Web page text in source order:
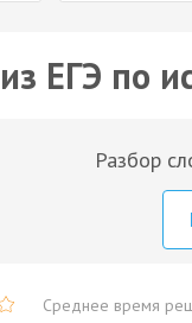
ЕГЭ по
Разбор
Среднее время